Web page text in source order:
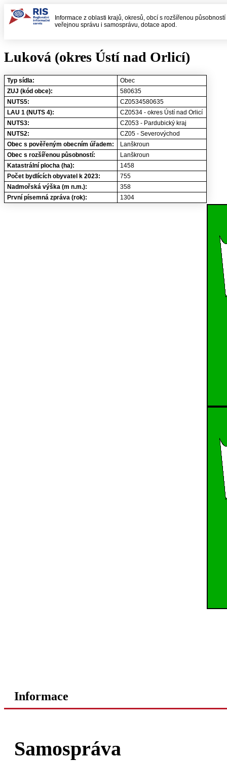
Informace z oblasti krajů, okresů, obcí s rozšířenou
veřejnou správu i samosprávu, dotace apod.
Luková (okres Ústí nad Orlicí)
Typ sídla:
Obec
ZUJ (kód obce):
580635
NUTS5:
CZ0534580635
LAU 1 (NUTS 4):
CZ0534 - okres Ústí nad Orlicí
NUTS3:
CZ053 - Pardubický kraj
NUTS2:
CZ05 - Severovýchod
Obec s pověřeným obecním úřadem:
Lanškroun
Obec s rozšířenou působností:
Lanškroun
Katastrální plocha (ha):
1458
Počet bydlících obyvatel k 2023:
755
Nadmořská výška (m n.m.):
358
První písemná zpráva (rok):
1304
Informace
Samospráva